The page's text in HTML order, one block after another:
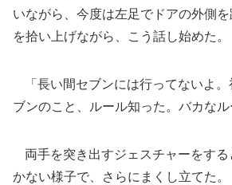
いながら、今度は左足でドアの外側
を拾い上げながら、こう話し始めた。
「長い間セブンには行ってないよ
ブンのこと、ルール知った。バカなル
両手を突き出すジェスチャーをす
かない様子で、さらにまくし立てた。